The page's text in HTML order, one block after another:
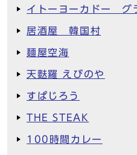
イトーヨーカドー グ
居酒屋 韓国村
麺屋空海
天麩羅 えびのや
すぱじろう
THE STEAK
100時間カレー